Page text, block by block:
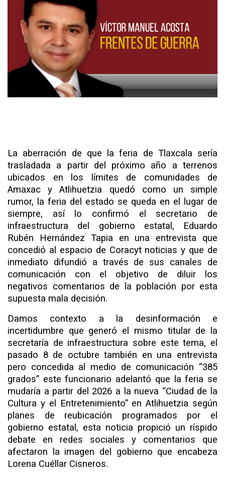
La aberración de que la feria de Tlaxcala sería
trasladada a partir del próximo año a terrenos
ubicados en los límites de comunidades de
Amaxac y Atlihuetzia quedó como un simple
rumor, la feria del estado se queda en el lugar de
siempre, así lo confirmó el secretario de
infraestructura del gobierno estatal, Eduardo
Rubén Hernández Tapia en una entrevista que
concedió al espacio de Coracyt noticias y que de
inmediato difundió a través de sus canales de
comunicación con el objetivo de diluir los
negativos comentarios de la población por esta
supuesta mala decisión.
Damos contexto a la desinformación e
incertidumbre que generó el mismo titular de la
secretaría de infraestructura sobre este tema, el
pasado 8 de octubre también en una entrevista
pero concedida al medio de comunicación “385
grados” este funcionario adelantó que la feria se
mudaría a partir del 2026 a la nueva “Ciudad de la
Cultura y el Entretenimiento” en Atlihuetzia según
planes de reubicación programados por el
gobierno estatal, esta noticia propició un ríspido
debate en redes sociales y comentarios que
afectaron la imagen del gobierno que encabeza
Lorena Cuéllar Cisneros.